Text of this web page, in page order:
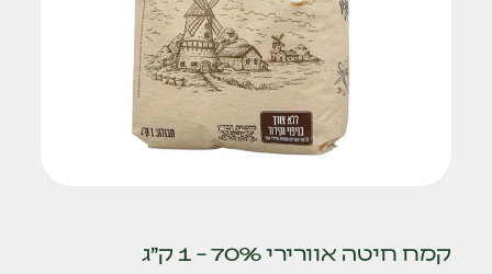
קמח חיטה אוורירי 70% – 1 ק"ג